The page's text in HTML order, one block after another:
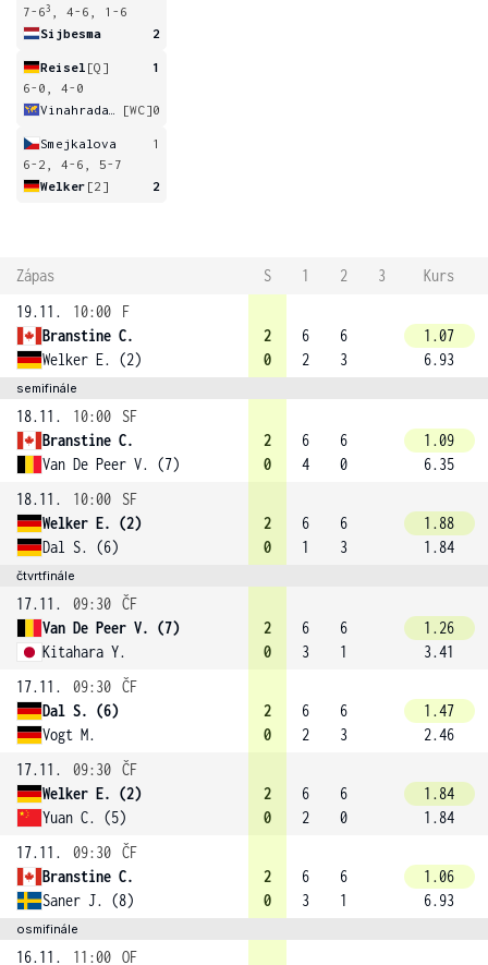
7-63
, 4-6, 1-6
Sijbesma
2
Reisel [Q]
1
6-0, 4-0
[WC]0
Smejkalova
1
6-2, 4-6, 5-7
Welker [2] 2
Zápas S 1 2 3
Kurs
19.11.
10:00
F
Branstine C.
Welker E. (2)
2
0
6
2
6
3
1.07
6.93
semifinále
18.11. 10:00
SF
Branstine C.
Van De Peer V. (7)
2
0
6
4
6
0
1.09
6.35
18.11.
10:00
SF
Welker E. (2)
Dal S. (6)
2
0
6
1
6
3
1.88
1.84
čtvrtfinále
17.11. 09:30 ČF
Van De Peer V. (7)
Kitahara Y.
2
0
6
3
6
1
1.26
3.41
17.11.
09:30 ČF
Dal S. (6)
Vogt M.
2
0
6
2
6
3
1.47
2.46
17.11.
09:30 ČF
Welker E. (2)
Yuan C. (5)
2
0
6
2
6
0
1.84
1.84
17.11.
09:30 ČF
Branstine C.
Saner J. (8)
2
0
6
3
6
1
1.06
6.93
osmifinále
16.11. 11:00 OF